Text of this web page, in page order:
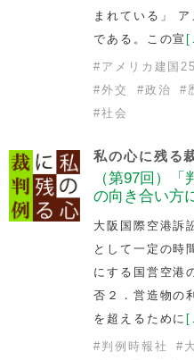
まれている」
である。この宣
# アメリカ建国
#外交 #政治 #
#社会
私の心に残る
（第97回）
の向き合い方
大阪国際空港訴
として一定の時
にする国営空港
否２．営造物の
を超えるために
# 判例時報社 #